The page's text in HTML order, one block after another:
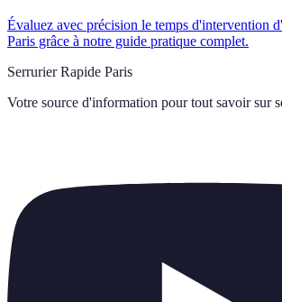
Évaluez avec précision le temps d'intervention
Paris grâce à notre guide pratique complet.
Serrurier Rapide Paris
Votre source d'information pour tout savoir sur